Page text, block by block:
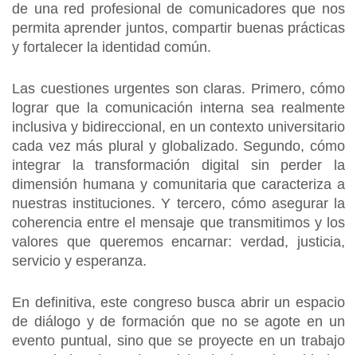
de una red profesional de comunicadores que nos
permita aprender juntos, compartir buenas prácticas
y fortalecer la identidad común.
Las cuestiones urgentes son claras. Primero, cómo
lograr que la comunicación interna sea realmente
inclusiva y bidireccional, en un contexto universitario
cada vez más plural y globalizado. Segundo, cómo
integrar la transformación digital sin perder la
dimensión humana y comunitaria que caracteriza a
nuestras instituciones. Y tercero, cómo asegurar la
coherencia entre el mensaje que transmitimos y los
valores que queremos encarnar: verdad, justicia,
servicio y esperanza.
En definitiva, este congreso busca abrir un espacio
de diálogo y de formación que no se agote en un
evento puntual, sino que se proyecte en un trabajo